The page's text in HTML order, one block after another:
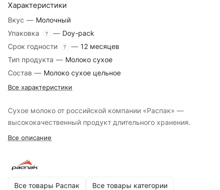
Характеристики
Вкус — Молочный
Упаковка
? — Doy-pack
Срок годности
? — 12 месяцев
Тип продукта — Молоко сухое
Состав — Молоко сухое цельное
Все характеристики
Сухое молоко от российской компании «Распак» —
высококачественный продукт длительного хранения.
Все описание
Все товары Распак Все товары категории